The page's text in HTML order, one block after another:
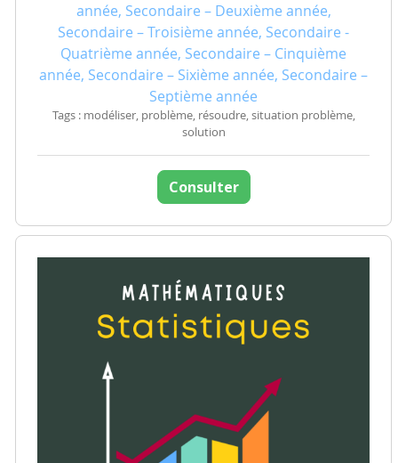
année, Secondaire – Deuxième année,
Secondaire – Troisième année, Secondaire -
Quatrième année, Secondaire – Cinquième
année, Secondaire – Sixième année, Secondaire –
Septième année
Tags : modéliser, problème, résoudre, situation problème,
solution
Consulter